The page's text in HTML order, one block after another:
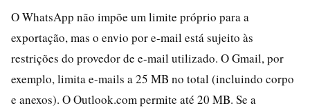
O WhatsApp não impõe um limite próprio para a
exportação, mas o envio por e-mail está sujeito às
restrições do provedor de e-mail utilizado. O Gmail, por
exemplo, limita e-mails a 25 MB no total (incluindo corpo
e anexos). O Outlook.com permite até 20 MB. Se a